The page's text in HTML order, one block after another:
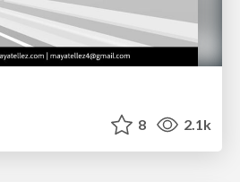
8 2.1k